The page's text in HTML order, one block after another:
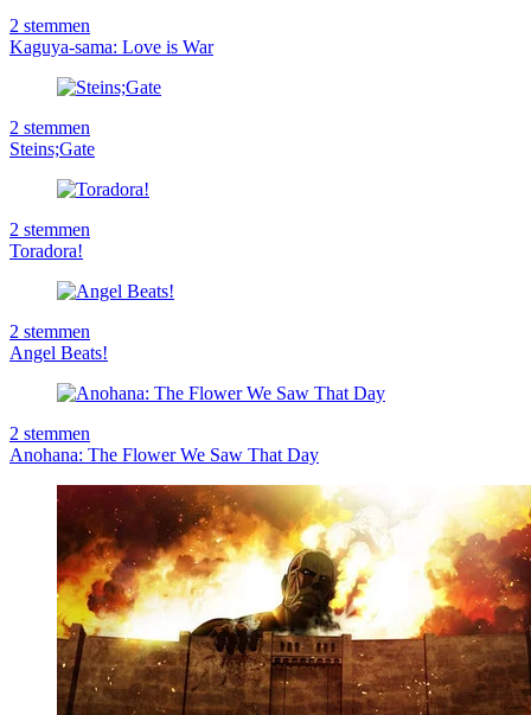
2 stemmen
Kaguya-sama: Love is War
2 stemmen
Steins;Gate
2 stemmen
Toradora!
2 stemmen
Angel Beats!
2 stemmen
Anohana: The Flower We Saw That Day